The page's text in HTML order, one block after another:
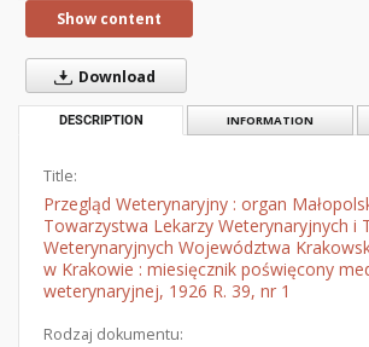
Show content
Download
DESCRIPTION INFORMATION
Title:
Przegląd Weterynaryjny : organ
Towarzystwa Lekarzy Weterynaryjnych i
Weterynaryjnych Województwa
w Krakowie : miesięcznik poświęcony
weterynaryjnej, 1926 R. 39, nr 1
Rodzaj dokumentu: